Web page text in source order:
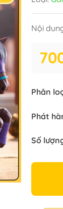
Nội
Phân
Phát
Số